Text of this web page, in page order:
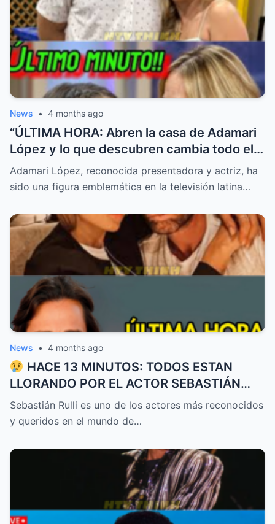
News • 4 months ago
“ÚLTIMA HORA: Abren la casa de Adamari
López y lo que descubren cambia todo el
reporte”
Adamari López, reconocida presentadora y actriz, ha
sido una figura emblemática en la televisión latina…
News • 4 months ago
HACE 13 MINUTOS: TODOS ESTAN
LLORANDO POR EL ACTOR SEBASTIÁN
RULLI
Sebastián Rulli es uno de los actores más reconocidos
y queridos en el mundo de…